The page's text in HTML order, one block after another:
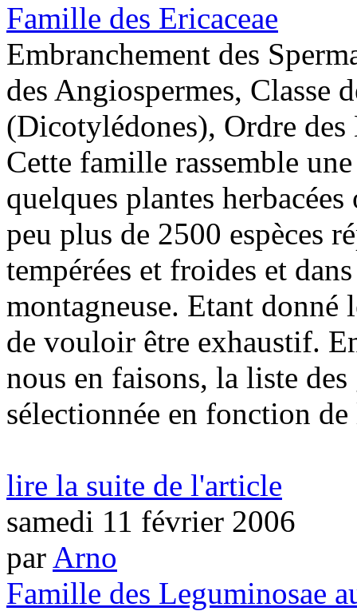
Famille des Ericaceae
Embranchement des
des Angiospermes, Classe
(Dicotylédones), Ordre des
Cette famille rassemble
quelques plantes
peu plus de 2500 espèces
tempérées et froides et
montagneuse. Etant donné
de vouloir être exhaustif.
nous en faisons, la liste des
sélectionnée en fonction
lire la suite de l'article
samedi 11 février 2006
par Arno
Famille des Leguminosae